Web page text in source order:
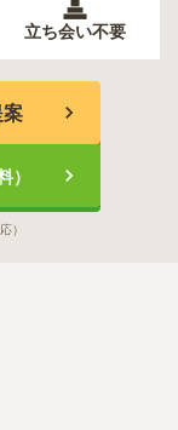
立ち会い不要
案
）
）